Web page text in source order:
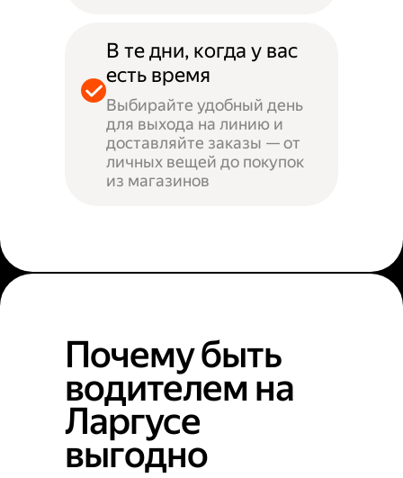
В те дни, когда у вас
есть время
Выбирайте удобный день
для выхода на линию и
доставляйте заказы — от
личных вещей до покупок
из магазинов
Почему быть
водителем на
Ларгусе
выгодно